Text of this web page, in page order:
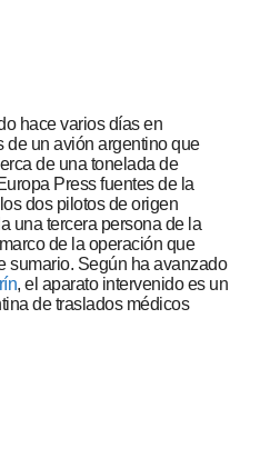
hace varios días en
de un avión argentino que
de una tonelada de
Press fuentes de la
dos pilotos de origen
una tercera persona de la
de la operación que
sumario. Según ha avanzado
, el aparato intervenido es un
de traslados médicos